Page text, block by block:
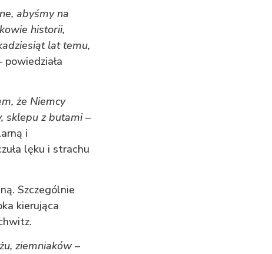
abyśmy na
historii,
lat temu,
powiedziała
że Niemcy
sklepu z butami–
i
lęku i strachu
Szczególnie
kierująca
ziemniaków–